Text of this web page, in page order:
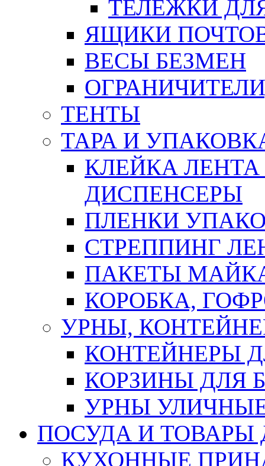
ТЕЛЕЖКИ
ЯЩИКИ
ВЕСЫ БЕЗМЕН
ТЕНТЫ
ТАРА И
КЛЕЙКА
ДИСПЕНСЕРЫ
ПЛЕНКИ
СТРЕППИНГ
ПАКЕТЫ
КОРОБКА,
УРНЫ,
КОНТЕЙНЕРЫ
КОРЗИНЫ ДЛЯ
УРНЫ
ПОСУДА И ТОВАРЫ
КУХОННЫЕ